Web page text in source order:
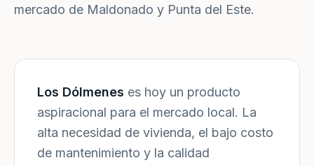
mercado de Maldonado y Punta del Este.
Los Dólmenes es hoy un producto
aspiracional para el mercado local. La
alta necesidad de vivienda, el bajo costo
de mantenimiento y la calidad